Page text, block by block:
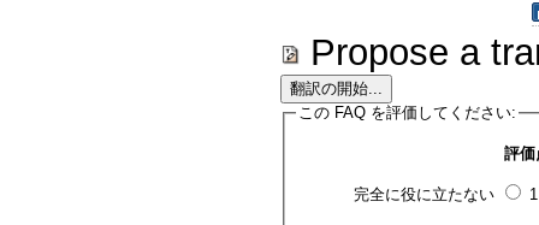
Propose a
この FAQ を評価してください:
評価
完全に役に立たない